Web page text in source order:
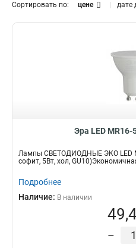
Сортировать по: цене дате
Эра LED MR16-
Лампы СВЕТОДИОДНЫЕ ЭКО LED
софит, 5Вт, хол,
Подробнее
Наличие: В наличии
–